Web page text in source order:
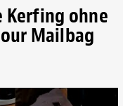
Kerfing ohne
Mailbag